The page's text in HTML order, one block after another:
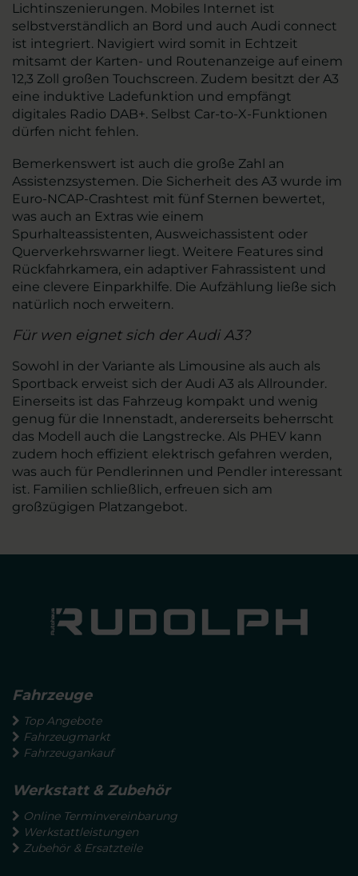
Lichtinszenierungen. Mobiles Internet ist
selbstverständlich an Bord und auch Audi connect
ist integriert. Navigiert wird somit in Echtzeit
mitsamt der Karten- und Routenanzeige auf einem
12,3 Zoll großen Touchscreen. Zudem besitzt der A3
eine induktive Ladefunktion und empfängt
digitales Radio DAB+. Selbst Car-to-X-Funktionen
dürfen nicht fehlen.
Bemerkenswert ist auch die große Zahl an
Assistenzsystemen. Die Sicherheit des A3 wurde im
Euro-NCAP-Crashtest mit fünf Sternen bewertet,
was auch an Extras wie einem
Spurhalteassistenten, Ausweichassistent oder
Querverkehrswarner liegt. Weitere Features sind
Rückfahrkamera, ein adaptiver Fahrassistent und
eine clevere Einparkhilfe. Die Aufzählung ließe sich
natürlich noch erweitern.
Für wen eignet sich der Audi A3?
Sowohl in der Variante als Limousine als auch als
Sportback erweist sich der Audi A3 als Allrounder.
Einerseits ist das Fahrzeug kompakt und wenig
genug für die Innenstadt, andererseits beherrscht
das Modell auch die Langstrecke. Als PHEV kann
zudem hoch effizient elektrisch gefahren werden,
was auch für Pendlerinnen und Pendler interessant
ist. Familien schließlich, erfreuen sich am
großzügigen Platzangebot.
Fahrzeuge
Top Angebote
Fahrzeugmarkt
Fahrzeugankauf
Werkstatt & Zubehör
Online Terminvereinbarung
Werkstattleistungen
Zubehör & Ersatzteile